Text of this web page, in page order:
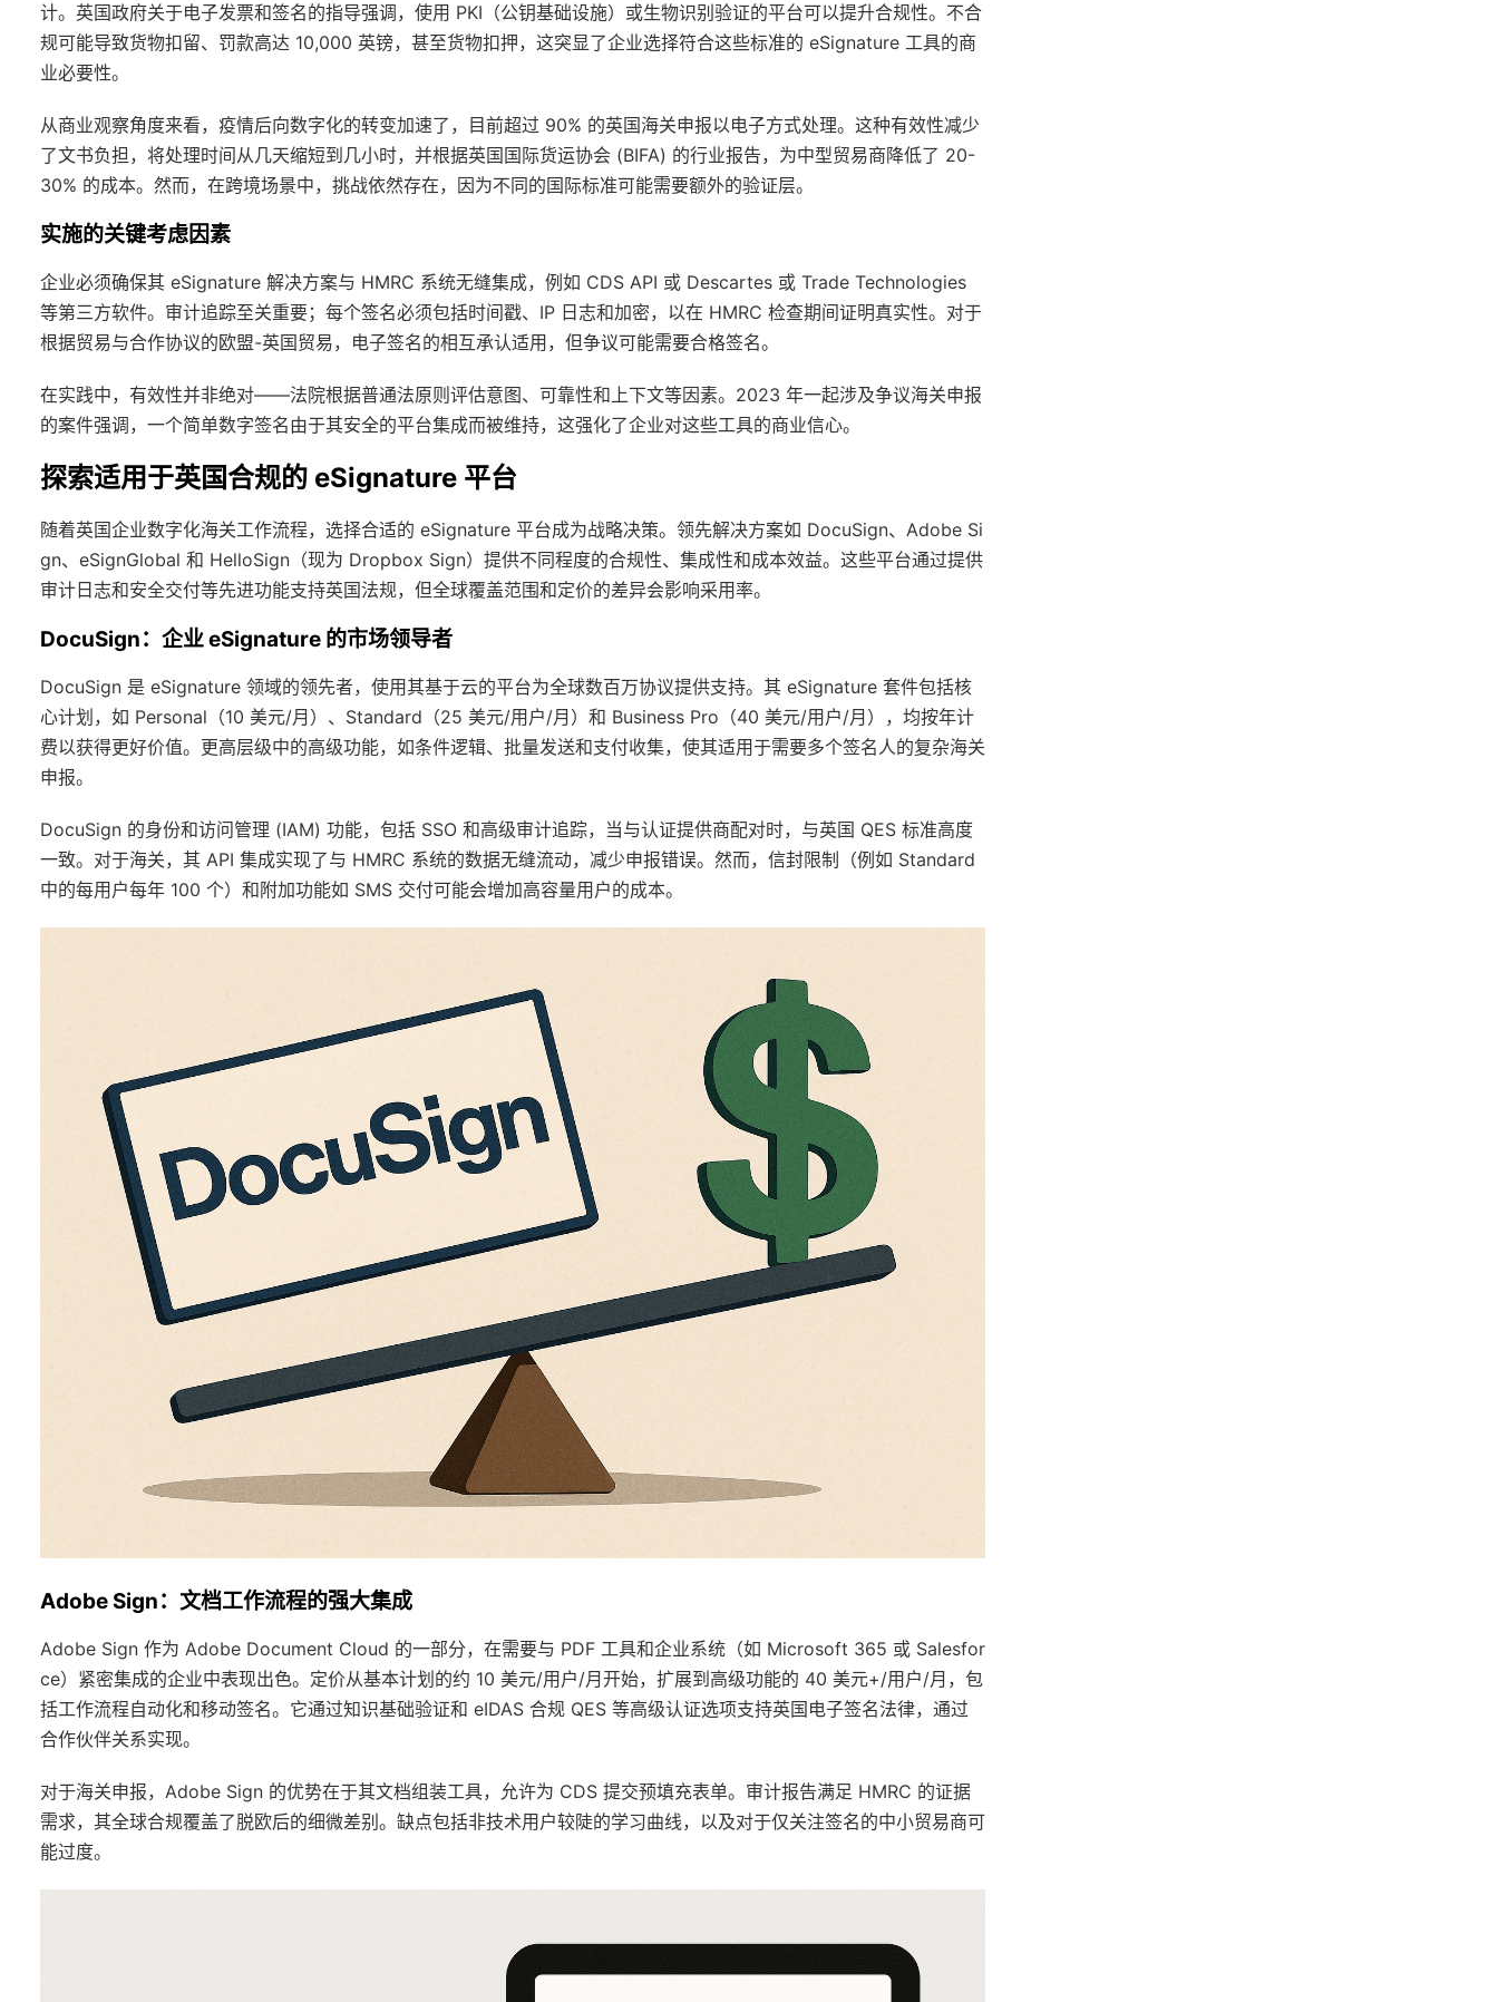
计。英国政府关于电子发票和签名的指导强调，使用 PKI（公钥基础设施）或生物识别验证的平台可以提升合规性。不合
规可能导致货物扣留、罚款高达 10,000 英镑，甚至货物扣押，这突显了企业选择符合这些标准的 eSignature 工具的商
业必要性。
从商业观察角度来看，疫情后向数字化的转变加速了，目前超过 90% 的英国海关申报以电子方式处理。这种有效性减少
了文书负担，将处理时间从几天缩短到几小时，并根据英国国际货运协会 (BIFA) 的行业报告，为中型贸易商降低了 20-
30% 的成本。然而，在跨境场景中，挑战依然存在，因为不同的国际标准可能需要额外的验证层。
实施的关键考虑因素
企业必须确保其 eSignature 解决方案与 HMRC 系统无缝集成，例如 CDS API 或 Descartes 或 Trade Technologies
等第三方软件。审计追踪至关重要；每个签名必须包括时间戳、IP 日志和加密，以在 HMRC 检查期间证明真实性。对于
根据贸易与合作协议的欧盟-英国贸易，电子签名的相互承认适用，但争议可能需要合格签名。
在实践中，有效性并非绝对——法院根据普通法原则评估意图、可靠性和上下文等因素。2023 年一起涉及争议海关申报
的案件强调，一个简单数字签名由于其安全的平台集成而被维持，这强化了企业对这些工具的商业信心。
探索适用于英国合规的 eSignature 平台
随着英国企业数字化海关工作流程，选择合适的 eSignature 平台成为战略决策。领先解决方案如 DocuSign、Adobe Si
gn、eSignGlobal 和 HelloSign（现为 Dropbox Sign）提供不同程度的合规性、集成性和成本效益。这些平台通过提供
审计日志和安全交付等先进功能支持英国法规，但全球覆盖范围和定价的差异会影响采用率。
DocuSign：企业 eSignature 的市场领导者
DocuSign 是 eSignature 领域的领先者，使用其基于云的平台为全球数百万协议提供支持。其 eSignature 套件包括核
心计划，如 Personal（10 美元/月）、Standard（25 美元/用户/月）和 Business Pro（40 美元/用户/月），均按年计
费以获得更好价值。更高层级中的高级功能，如条件逻辑、批量发送和支付收集，使其适用于需要多个签名人的复杂海关
申报。
DocuSign 的身份和访问管理 (IAM) 功能，包括 SSO 和高级审计追踪，当与认证提供商配对时，与英国 QES 标准高度
一致。对于海关，其 API 集成实现了与 HMRC 系统的数据无缝流动，减少申报错误。然而，信封限制（例如 Standard
中的每用户每年 100 个）和附加功能如 SMS 交付可能会增加高容量用户的成本。
Adobe Sign：文档工作流程的强大集成
Adobe Sign 作为 Adobe Document Cloud 的一部分，在需要与 PDF 工具和企业系统（如 Microsoft 365 或 Salesfor
ce）紧密集成的企业中表现出色。定价从基本计划的约 10 美元/用户/月开始，扩展到高级功能的 40 美元+/用户/月，包
括工作流程自动化和移动签名。它通过知识基础验证和 eIDAS 合规 QES 等高级认证选项支持英国电子签名法律，通过
合作伙伴关系实现。
对于海关申报，Adobe Sign 的优势在于其文档组装工具，允许为 CDS 提交预填充表单。审计报告满足 HMRC 的证据
需求，其全球合规覆盖了脱欧后的细微差别。缺点包括非技术用户较陡的学习曲线，以及对于仅关注签名的中小贸易商可
能过度。